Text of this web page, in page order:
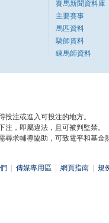
賽馬新聞資料庫
主要賽事
馬匹資料
騎師資料
練馬師資料
投注或進入可投注的地方。
注，即屬違法，且可被判監禁。
尋求輔導協助，可致電平和基金
傳媒專用區 網頁指南 規